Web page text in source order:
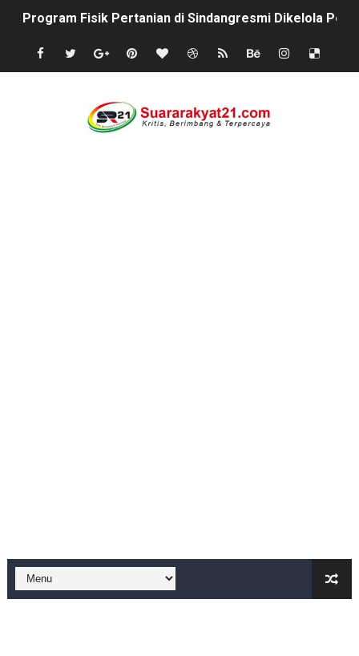
Program Fisik Pertanian di Sindangresmi Dikelola
Peringati Kemerdekaan Indonesia ke-81, Bukan
BPN PAREPARE: SERTIFIKAT DISERAHKAN TANPA
BLUD UPT Puskesmas Cikeusik Siaga Layani Atlet
Turnamen sepok bola, yang akan bermain antar" desa